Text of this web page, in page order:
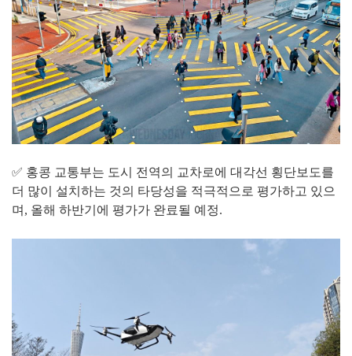
✅ 홍콩 교통부는 도시 전역의 교차로에 대각선 횡단보도를
더 많이 설치하는 것의 타당성을 적극적으로 평가하고 있으
며, 올해 하반기에 평가가 완료될 예정.